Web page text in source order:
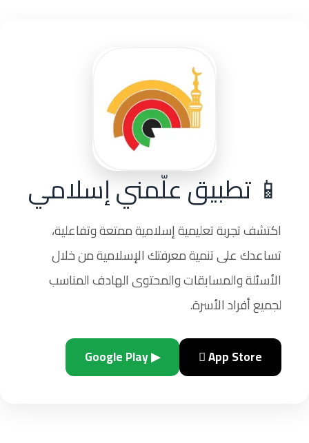
📱 تطبيق علّمني إسلامي
اكتشف تجربة تعليمية إسلامية ممتعة وتفاعلية،
تساعدك على تنمية معرفتك الإسلامية من خلال
الأسئلة والمسابقات والمحتوى الهادف المناسب
لجميع أفراد الأسرة.
 App Store
▶ Google Play